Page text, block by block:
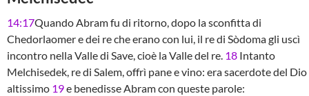
14:17Quando Abram fu di ritorno, dopo la sconfitta di
Chedorlaomer e dei re che erano con lui, il re di Sòdoma gli uscì
incontro nella Valle di Save, cioè la Valle del re. 18 Intanto
Melchisedek, re di Salem, offrì pane e vino: era sacerdote del Dio
altissimo 19e benedisse Abram con queste parole: